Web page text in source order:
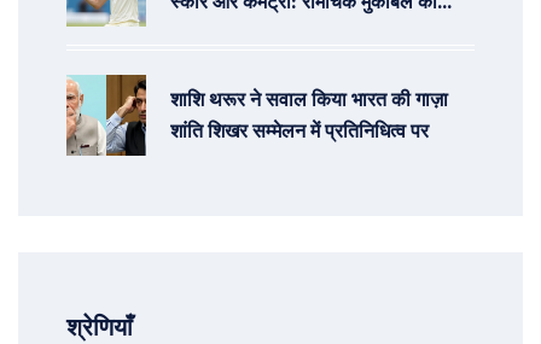
शाशि थरूर ने सवाल किया भारत की गाज़ा
शांति शिखर सम्मेलन में प्रतिनिधित्व पर
श्रेणियाँ